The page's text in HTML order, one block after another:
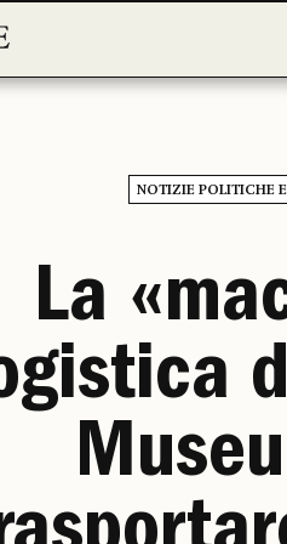
NOTIZIE POLITICHE
La